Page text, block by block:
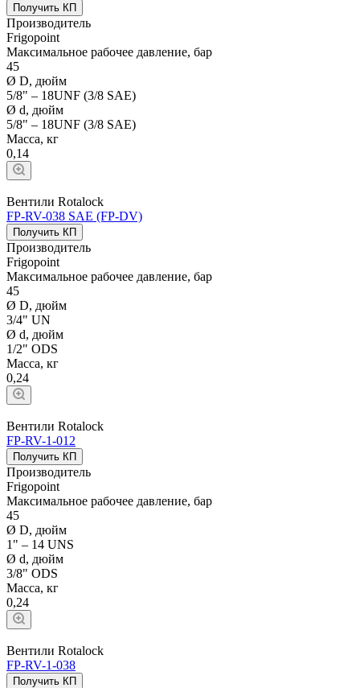
Получить КП
Производитель
Frigopoint
Максимальное рабочее давление, бар
45
Ø D, дюйм
5/8" – 18UNF (3/8 SAE)
Ø d, дюйм
5/8" – 18UNF (3/8 SAE)
Масса, кг
0,14
Вентили Rotalock
FP-RV-038 SAE (FP-DV)
Получить КП
Производитель
Frigopoint
Максимальное рабочее давление, бар
45
Ø D, дюйм
3/4" UN
Ø d, дюйм
1/2" ODS
Масса, кг
0,24
Вентили Rotalock
FP-RV-1-012
Получить КП
Производитель
Frigopoint
Максимальное рабочее давление, бар
45
Ø D, дюйм
1" – 14 UNS
Ø d, дюйм
3/8" ODS
Масса, кг
0,24
Вентили Rotalock
FP-RV-1-038
Получить КП